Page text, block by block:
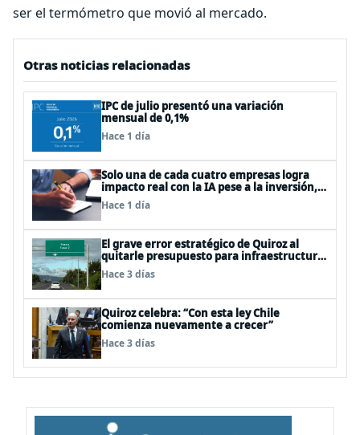
ser el termómetro que movió al mercado.
Otras noticias relacionadas
IPC de julio presentó una variación
mensual de 0,1%
Hace 1 día
Solo una de cada cuatro empresas logra
impacto real con la IA pese a la inversión,
según el Foro Económico Mundial
Hace 1 día
El grave error estratégico de Quiroz al
quitarle presupuesto para infraestructura
vial del Biobío
Hace 3 días
Quiroz celebra: “Con esta ley Chile
comienza nuevamente a crecer”
Hace 3 días